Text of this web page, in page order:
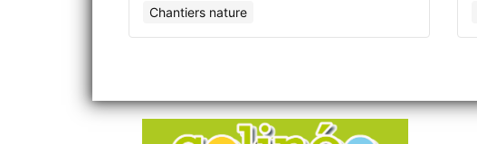
Chantiers nature